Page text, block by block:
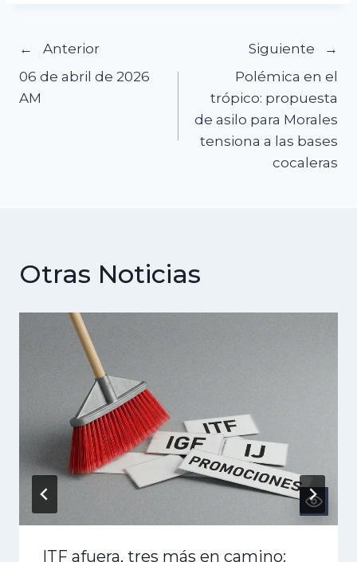
Navegación
de
Anterior
06 de abril de 2026
AM
Siguiente
Polémica en el
trópico: propuesta
de asilo para Morales
tensiona a las bases
cocaleras
Otras Noticias
ITF afuera, tres más en camino: